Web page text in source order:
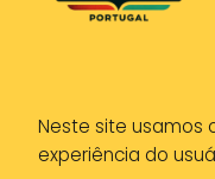
Política de Privacidade
Política de Cookies
Neste site usamos
experiência do